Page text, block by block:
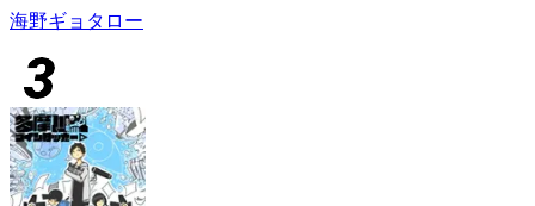
海野ギョタロー